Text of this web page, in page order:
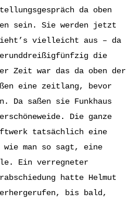
da oben
sein. Sie werden jetzt
vielleicht aus – da
die
Zeit war das da oben der
eine zeitlang, bevor
Da saßen sie Funkhaus
Die ganze
tatsächlich eine
wie man so sagt, eine
Ein verregneter
hatte Helmut
bis bald,